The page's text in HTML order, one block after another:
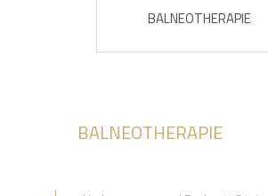
BALNEOTHERAPIE
BALNEOTHERAPIE